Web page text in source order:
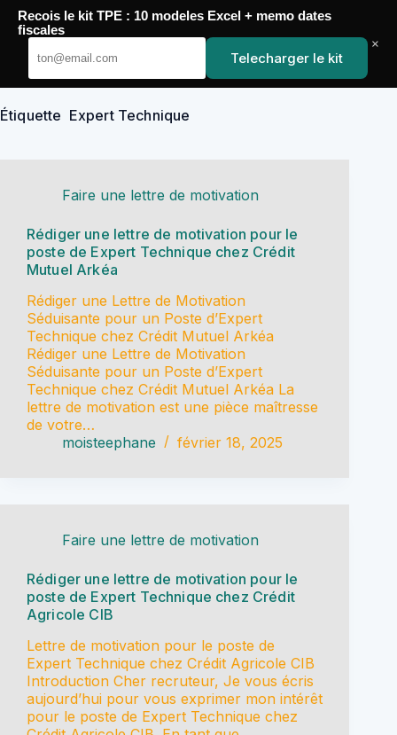
Passer
contenu
YoupiJobs
Étiquette Expert Technique
Faire une lettre de motivation
Rédiger une lettre de motivation pour le
poste de Expert Technique chez Crédit
Mutuel Arkéa
Rédiger une Lettre de Motivation
Séduisante pour un Poste d’Expert
Technique chez Crédit Mutuel Arkéa
Rédiger une Lettre de Motivation
Séduisante pour un Poste d’Expert
Technique chez Crédit Mutuel Arkéa La
lettre de motivation est une pièce maîtresse
de votre…
moisteephane
février 18, 2025
Faire une lettre de motivation
Rédiger une lettre de motivation pour le
poste de Expert Technique chez Crédit
Agricole CIB
Lettre de motivation pour le poste de
Expert Technique chez Crédit Agricole CIB
Introduction Cher recruteur, Je vous écris
aujourd’hui pour vous exprimer mon intérêt
pour le poste de Expert Technique chez
Recois le kit TPE : 10 modeles Excel + memo dates
fiscales
Telecharger le kit
×